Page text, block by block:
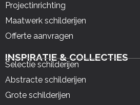
Projectinrichting
Maatwerk schilderijen
Offerte aanvragen
INSPIRATIE & COLLECTIES
Selectie schilderijen
Abstracte schilderijen
Grote schilderijen